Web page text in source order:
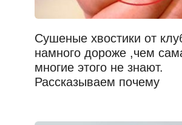
Сушеные хвостики от
намного дороже ,чем
многие этого не знают.
Рассказываем почему